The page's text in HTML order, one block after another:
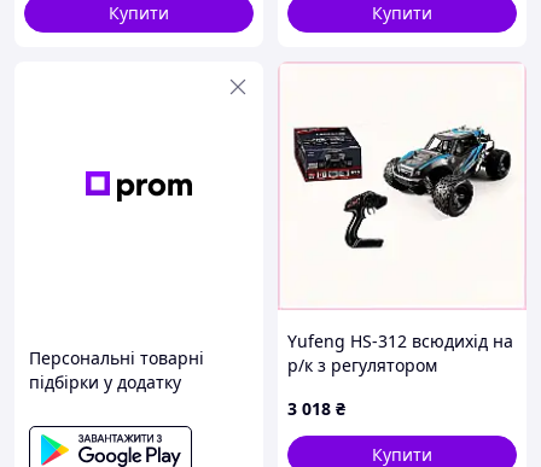
Купити
Купити
Персональні товарні
підбірки у додатку
Yufeng HS-312 всюдихід на
р/к з регулятором
3 018 ₴
Купити